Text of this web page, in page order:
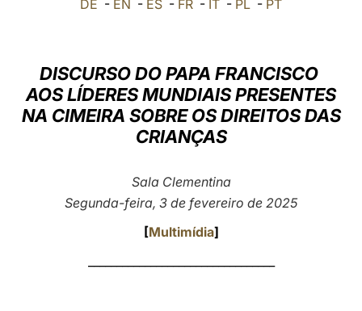
العربيّة
中文
DE - EN - ES - FR - IT - PL - PT
DISCURSO DO PAPA FRANCISCO
AOS LÍDERES MUNDIAIS PRESENTES
NA CIMEIRA SOBRE OS DIREITOS DAS
CRIANÇAS
Sala Clementina
Segunda-feira, 3 de fevereiro de 2025
[Multimídia]